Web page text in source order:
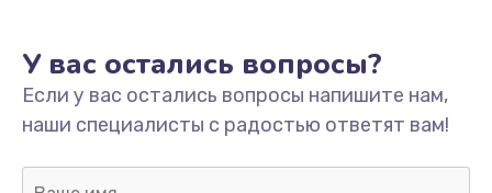
995 руб.
Заказать
Замена шлейфа матрицы
У вас остались вопросы?
Если у вас остались вопросы напишите нам,
наши специалисты с радостью ответят вам!